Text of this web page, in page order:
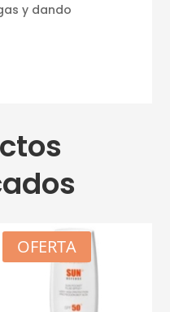
y dando
OFERTA